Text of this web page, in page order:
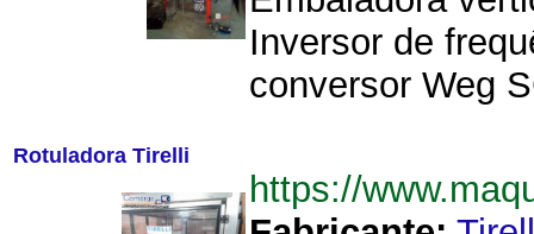
Inversor de
conversor Weg
Rotuladora Tirelli
https://